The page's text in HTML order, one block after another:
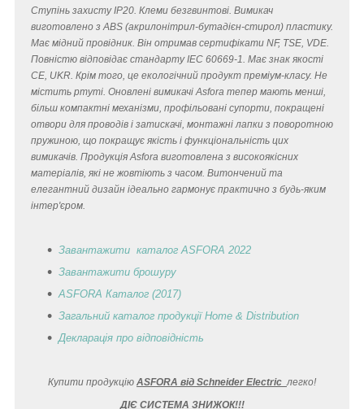
Ступінь захисту IP20. Клеми безгвинтові. Вимикач
виготовлено з ABS (акрилонітрил-бутадієн-стирол) пластику.
Має мідний провідник. Він отримав сертифікати NF, TSE, VDE.
Повністю відповідає стандарту IEC 60669-1. Має знак якості
CE, UKR. Крім того, це екологічний продукт преміум-класу. Не
містить ртуті. Оновлені вимикачі Asfora тепер мають менші,
більш компактні механізми, профільовані супорти, покращені
отвори для проводів і затискачі, монтажні лапки з поворотною
пружиною, що покращує якість і функціональність цих
вимикачів. Продукція Asfora виготовлена з високоякісних
матеріалів, які не жовтіють з часом. Витончений та
елегантний дизайн ідеально гармонує практично з будь-яким
інтер'єром.
Завантажити каталог ASFORA 2022
Завантажити брошуру
ASFORA Каталог (2017)
Загальний каталог продукції Home & Distribution
Декларація про відповідність
Купити продукцію ASFORA від Schneider Electric легко!
ДІЄ СИСТЕМА ЗНИЖОК!!!